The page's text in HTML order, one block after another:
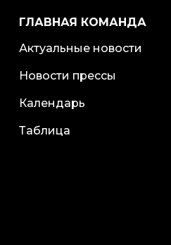
ГЛАВНАЯ КОМАНДА
Актуальные новости
Новости прессы
Календарь
Таблица